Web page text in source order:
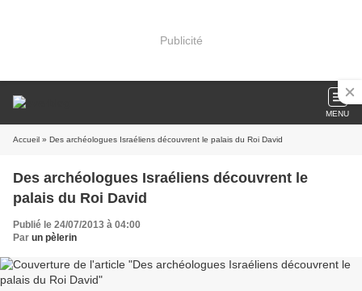
Publicité
MENU
Accueil » Des archéologues Israéliens découvrent le palais du Roi David
Des archéologues Israéliens découvrent le
palais du Roi David
Publié le 24/07/2013 à 04:00
Par un pèlerin